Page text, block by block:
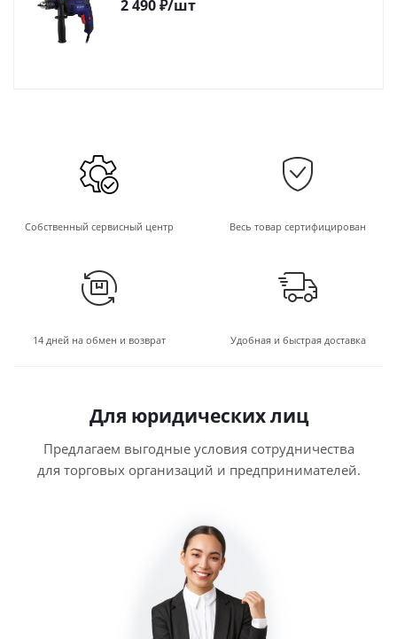
2 490₽/шт
Собственный сервисный центр Весь товар сертифицирован
14 дней на обмен и возврат Удобная и быстрая доставка
Для юридических лиц
Предлагаем выгодные условия сотрудничества
для торговых организаций и предпринимателей.